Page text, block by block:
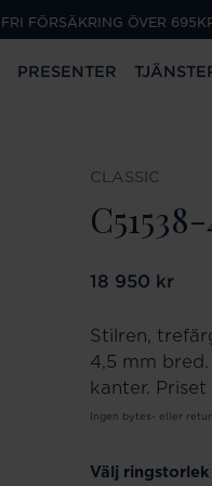
FRI FÖRSÄKRING ÖVER
PRESENTER
CLASSIC
Pris:18 950 kr
18 950 kr
Stilren,
4,5 mm
kanter.
Ingen bytes- eller
Välj ringstorlek